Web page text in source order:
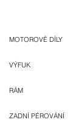
MOTOROVÉ DÍLY
VÝFUK
RÁM
ZADNÍ PÉROVÁNÍ